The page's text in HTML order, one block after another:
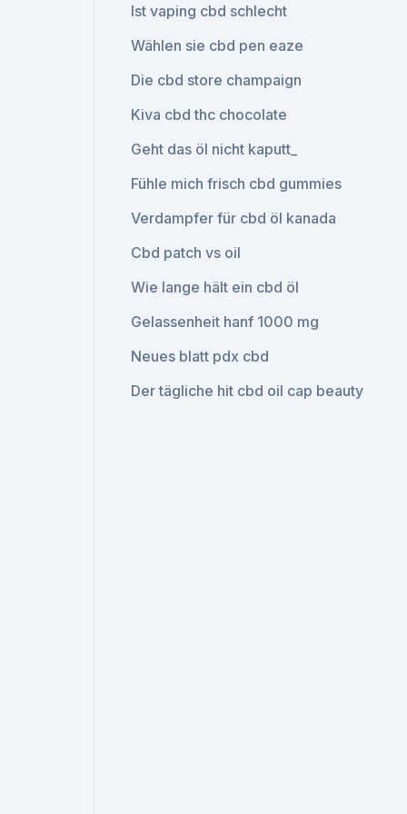
Ist vaping cbd schlecht
Wählen sie cbd pen eaze
Die cbd store champaign
Kiva cbd thc chocolate
Geht das öl nicht kaputt_
Fühle mich frisch cbd gummies
Verdampfer für cbd öl kanada
Cbd patch vs oil
Wie lange hält ein cbd öl
Gelassenheit hanf 1000 mg
Neues blatt pdx cbd
Der tägliche hit cbd oil cap beauty